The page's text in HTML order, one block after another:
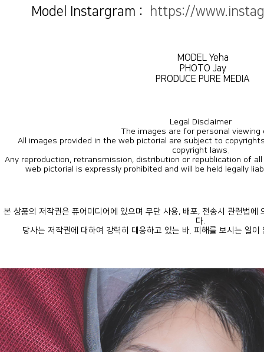
Model Instargram : https://
MODEL Yeha
PHOTO Jay
PRODUCE PURE MEDIA
Legal Disclaimer
The images are for personal viewing
copyright laws.
web pictorial is expressly prohibited and will be held legally
다.
당사는 저작권에 대하여 강력히 대응하고 있는 바. 피해를 보시는 일